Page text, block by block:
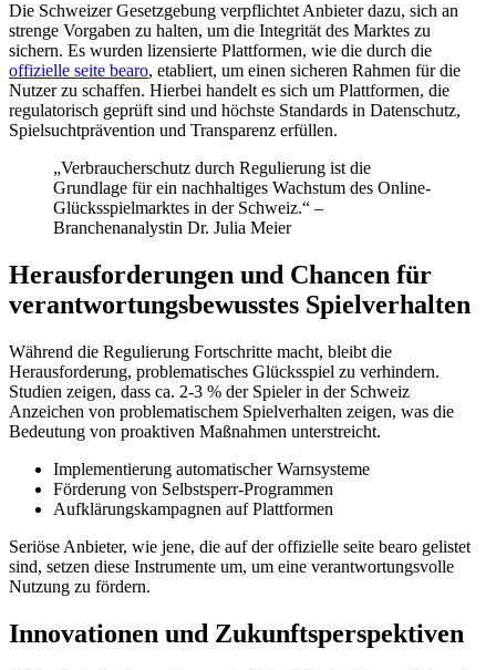
Die Schweizer Gesetzgebung verpflichtet Anbieter dazu, sich an
strenge Vorgaben zu halten, um die Integrität des Marktes zu
sichern. Es wurden lizensierte Plattformen, wie die durch die
offizielle seite bearo, etabliert, um einen sicheren Rahmen für die
Nutzer zu schaffen. Hierbei handelt es sich um Plattformen, die
regulatorisch geprüft sind und höchste Standards in Datenschutz,
Spielsuchtprävention und Transparenz erfüllen.
„Verbraucherschutz durch Regulierung ist die
Grundlage für ein nachhaltiges Wachstum des Online-
Glücksspielmarktes in der Schweiz.“ –
Branchenanalystin Dr. Julia Meier
Herausforderungen und Chancen für
verantwortungsbewusstes Spielverhalten
Während die Regulierung Fortschritte macht, bleibt die
Herausforderung, problematisches Glücksspiel zu verhindern.
Studien zeigen, dass ca. 2-3 % der Spieler in der Schweiz
Anzeichen von problematischem Spielverhalten zeigen, was die
Bedeutung von proaktiven Maßnahmen unterstreicht.
Implementierung automatischer Warnsysteme
Förderung von Selbstsperr-Programmen
Aufklärungskampagnen auf Plattformen
Seriöse Anbieter, wie jene, die auf der offizielle seite bearo gelistet
sind, setzen diese Instrumente um, um eine verantwortungsvolle
Nutzung zu fördern.
Innovationen und Zukunftsperspektiven